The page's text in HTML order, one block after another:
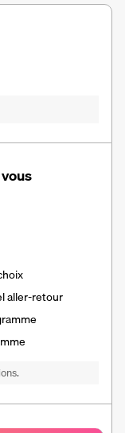
aller-retour